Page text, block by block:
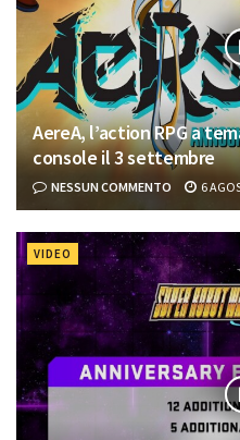
AereA, l’action RPG a
console il 3 settembre
NESSUN COMMENTO 6
VIDEO